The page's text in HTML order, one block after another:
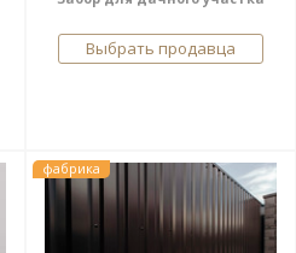
Выбрать продавца
фабрика